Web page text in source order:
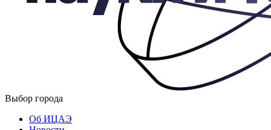
Выбор города
Об ИЦАЭ